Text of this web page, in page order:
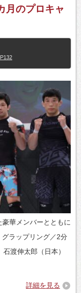
月のプロキャ
豪華メンバーとともに
ラップリング／2分
渡伸太郎（日本）
詳細を見る